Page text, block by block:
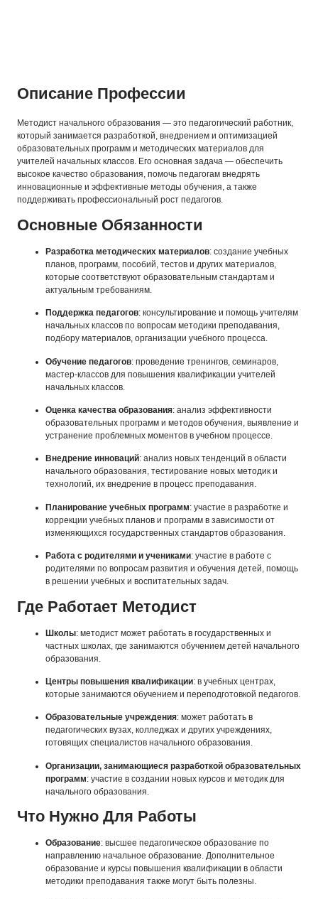
Описание Профессии
Методист начального образования — это педагогический работник,
который занимается разработкой, внедрением и оптимизацией
образовательных программ и методических материалов для
учителей начальных классов. Его основная задача — обеспечить
высокое качество образования, помочь педагогам внедрять
инновационные и эффективные методы обучения, а также
поддерживать профессиональный рост педагогов.
Основные Обязанности
Разработка методических материалов: создание учебных
планов, программ, пособий, тестов и других материалов,
которые соответствуют образовательным стандартам и
актуальным требованиям.
Поддержка педагогов: консультирование и помощь учителям
начальных классов по вопросам методики преподавания,
подбору материалов, организации учебного процесса.
Обучение педагогов: проведение тренингов, семинаров,
мастер-классов для повышения квалификации учителей
начальных классов.
Оценка качества образования: анализ эффективности
образовательных программ и методов обучения, выявление и
устранение проблемных моментов в учебном процессе.
Внедрение инноваций: анализ новых тенденций в области
начального образования, тестирование новых методик и
технологий, их внедрение в процесс преподавания.
Планирование учебных программ: участие в разработке и
коррекции учебных планов и программ в зависимости от
изменяющихся государственных стандартов образования.
Работа с родителями и учениками: участие в работе с
родителями по вопросам развития и обучения детей, помощь
в решении учебных и воспитательных задач.
Где Работает Методист
Школы: методист может работать в государственных и
частных школах, где занимаются обучением детей начального
образования.
Центры повышения квалификации: в учебных центрах,
которые занимаются обучением и переподготовкой педагогов.
Образовательные учреждения: может работать в
педагогических вузах, колледжах и других учреждениях,
готовящих специалистов начального образования.
Организации, занимающиеся разработкой образовательных
программ: участие в создании новых курсов и методик для
начального образования.
Что Нужно Для Работы
Образование: высшее педагогическое образование по
направлению начальное образование. Дополнительное
образование и курсы повышения квалификации в области
методики преподавания также могут быть полезны.